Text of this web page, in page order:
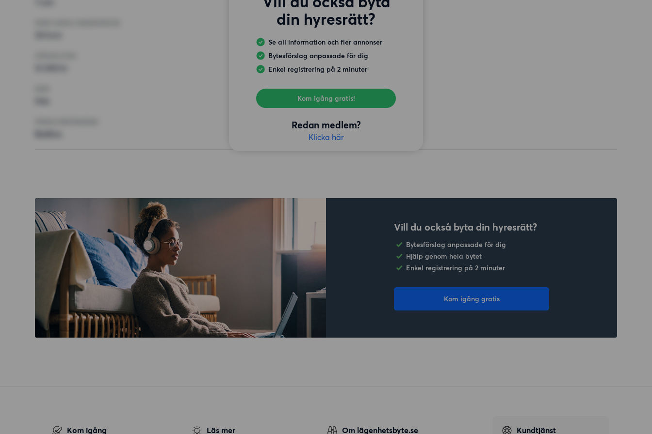
din hyresrätt?
Se all information och fler annonser
Bytesförslag anpassade för dig
Enkel registrering på 2 minuter
Kom igång gratis!
Redan medlem?
Klicka här
Vill du också byta din hyresrätt?
Bytesförslag anpassade för dig
Hjälp genom hela bytet
Enkel registrering på 2 minuter
Kom igång gratis
Kom igång Läs mer Om lägenhetsbyte.se Kundtjänst